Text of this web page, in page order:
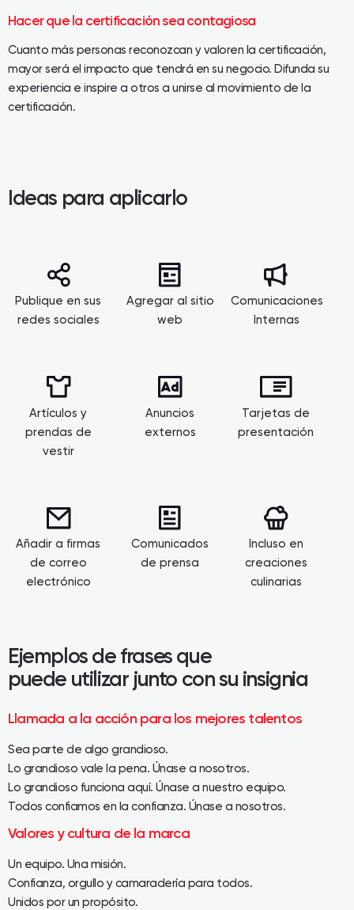
Hacer que la certificación sea contagiosa
Cuanto más personas reconozcan y valoren la certificación,
mayor será el impacto que tendrá en su negocio. Difunda su
experiencia e inspire a otros a unirse al movimiento de la
certificación.
Ideas para aplicarlo
Publique en sus
redes sociales
Agregar al sitio
web
Comunicaciones
Internas
Artículos y
prendas de
vestir
Anuncios
externos
Tarjetas de
presentación
Añadir a firmas
de correo
electrónico
Comunicados
de prensa
Incluso en
creaciones
culinarias
Ejemplos de frases que
puede utilizar junto con su insignia
Llamada a la acción para los mejores talentos
Sea parte de algo grandioso.
Lo grandioso vale la pena. Únase a nosotros.
Lo grandioso funciona aquí. Únase a nuestro equipo.
Todos confiamos en la confianza. Únase a nosotros.
Valores y cultura de la marca
Un equipo. Una misión.
Confianza, orgullo y camaradería para todos.
Unidos por un propósito.